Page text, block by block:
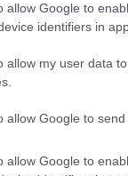
allow Google to
identifiers in
allow my user data
allow Google to
allow Google to
le immagini
(il
fortuna,
sono
mi risultano
c’è più,